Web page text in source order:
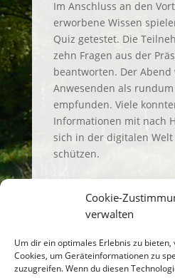
Cookie-
verwalten
Um dir ein optimales Erlebnis zu
Cookies, um Geräteinformationen zu
zuzugreifen. Wenn du diesen
Im Anschluss an den
erworbene Wissen
Quiz getestet. Die
zehn Fragen aus der
beantworten. Der
Anwesenden als
empfunden. Viele
Informationen mit nach
sich in der digitalen Welt
schützen.
Einen
abschicken